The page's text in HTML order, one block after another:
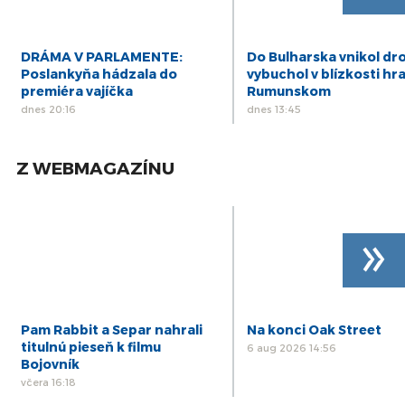
DRÁMA V PARLAMENTE:
Poslankyňa hádzala do
premiéra vajíčka
dnes 20:16
Do Bulharska vnikol
vybuchol v blízkosti
Rumunskom
dnes 13:45
Z WEBMAGAZÍNU
Pam Rabbit a Separ nahrali
titulnú pieseň k filmu
Bojovník
včera 16:18
Na konci Oak Street
6 aug 2026 14:56
»